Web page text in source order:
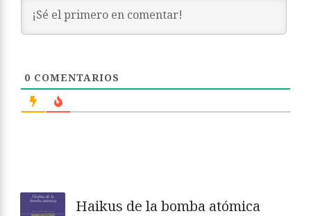
0 COMENTARIOS
Haikus de la bomba atómica